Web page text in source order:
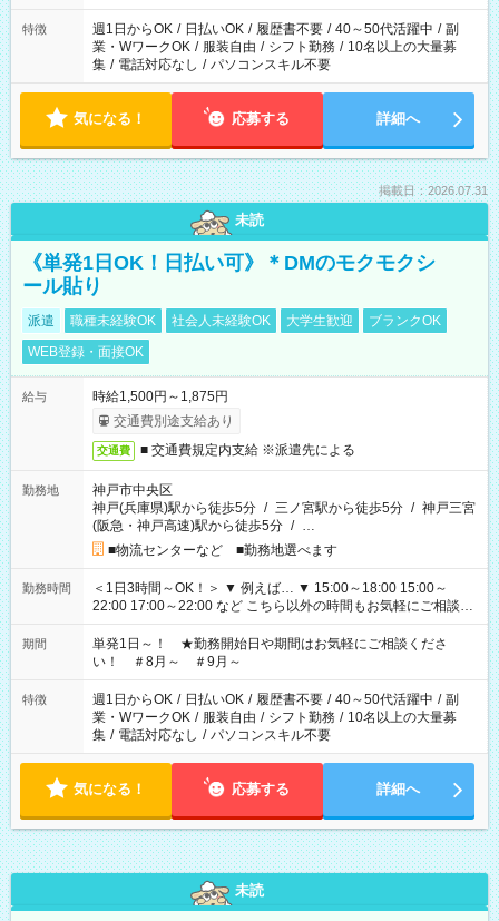
特徴 週1日からOK / 日払いOK / 履歴書不要 / 40～50代活躍中 / 副
業・WワークOK / 服装自由 / シフト勤務 / 10名以上の大量募
集 / 電話対応なし / パソコンスキル不要
気になる！ 応募する 詳細へ
掲載日：2026.07.31
未読
《単発1日OK！日払い可》＊DMのモクモクシ
ール貼り
派遣 職種未経験OK 社会人未経験OK 大学生歓迎
ブランクOK
WEB登録・面接OK
給与
時給1,500円～1,875円
交通費別途支給あり
交通費 ■ 交通費規定内支給 ※派遣先による
勤務地
神戸市中央区
神戸(兵庫県)駅から徒歩5分 / 三ノ宮駅から徒歩5分 / 神戸三宮
(阪急・神戸高速)駅から徒歩5分 / …
■物流センターなど ■勤務地選べます
勤務時間
＜1日3時間～OK！＞ ▼ 例えば… ▼ 15:00～18:00 15:00～
22:00 17:00～22:00 など こちら以外の時間もお気軽にご相談く
ださい！
期間
単発1日～！ ★勤務開始日や期間はお気軽にご相談くださ
い！ ＃8月～ ＃9月～
特徴 週1日からOK / 日払いOK / 履歴書不要 / 40～50代活躍中 / 副
業・WワークOK / 服装自由 / シフト勤務 / 10名以上の大量募
集 / 電話対応なし / パソコンスキル不要
気になる！ 応募する 詳細へ
未読